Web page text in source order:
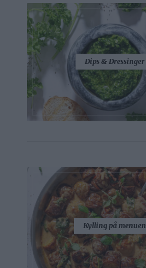
Dips & Dressinger
Kylling på menuen